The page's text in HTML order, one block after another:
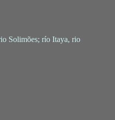
Solimões; río Itaya, rio